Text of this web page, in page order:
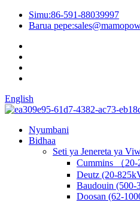
Simu:86-591-88039997
Barua pepe:
English
Nyumbani
Bidhaa
Seti ya Jenereta ya
Cummins （20-
Deutz (20-
Baudouin (500-
Doosan (62-